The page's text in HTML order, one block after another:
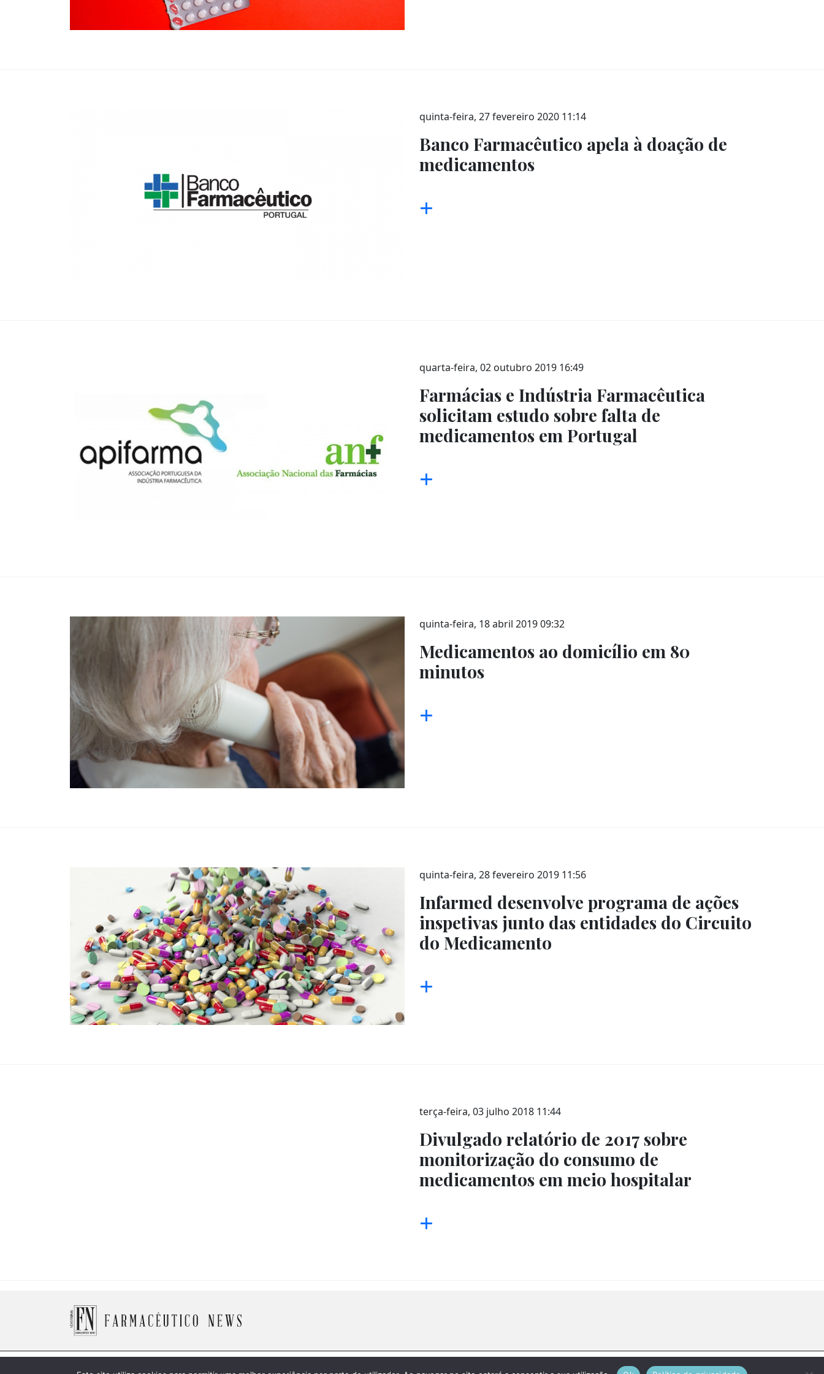
quinta-feira, 27 fevereiro 2020 11:14
Banco Farmacêutico apela à doação de
medicamentos
+
quarta-feira, 02 outubro 2019 16:49
Farmácias e Indústria Farmacêutica
solicitam estudo sobre falta de
medicamentos em Portugal
+
quinta-feira, 18 abril 2019 09:32
Medicamentos ao domicílio em 80
minutos
+
quinta-feira, 28 fevereiro 2019 11:56
Infarmed desenvolve programa de ações
inspetivas junto das entidades do Circuito
do Medicamento
+
terça-feira, 03 julho 2018 11:44
Divulgado relatório de 2017 sobre
monitorização do consumo de
medicamentos em meio hospitalar
+